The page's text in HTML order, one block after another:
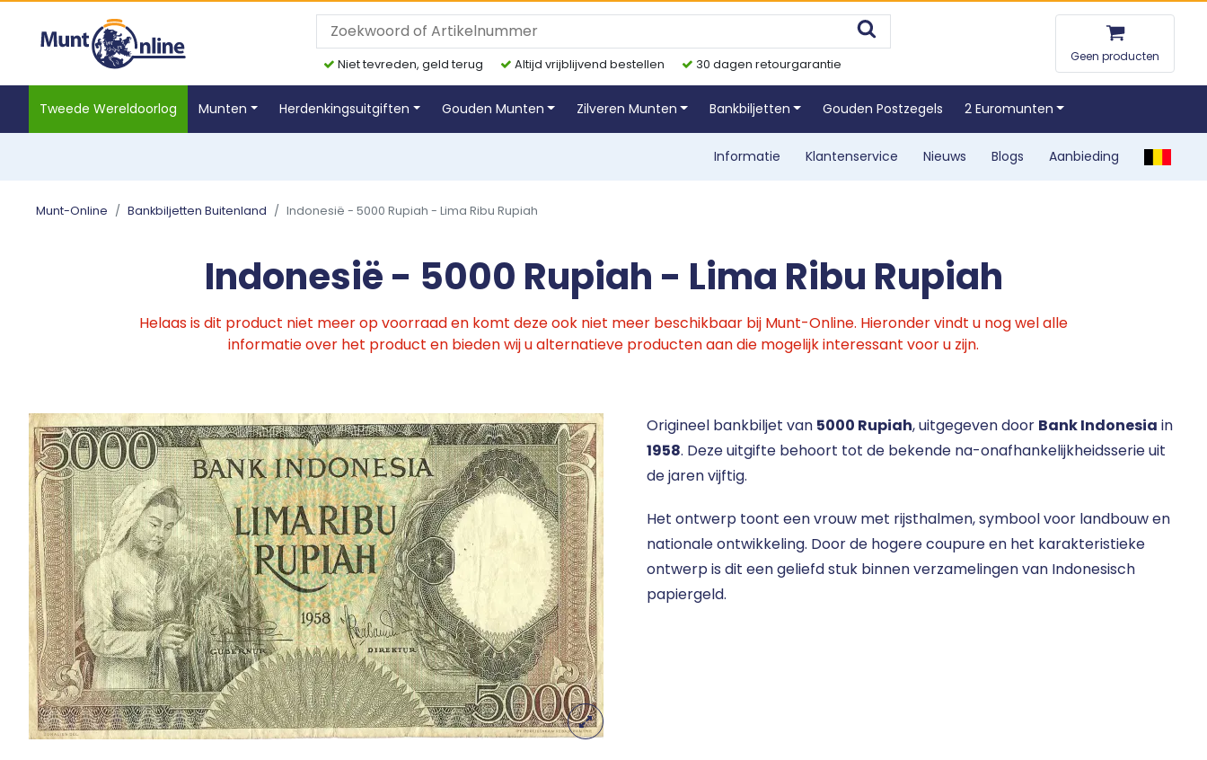
Niet tevreden, geld terug Altijd vrijblijvend bestellen 30 dagen retourgarantie
Geen producten
Tweede Wereldoorlog Munten Herdenkingsuitgiften Gouden Munten Zilveren Munten Bankbiljetten Gouden Postzegels 2 Euromunten
Informatie Klantenservice Nieuws Blogs Aanbieding
Munt-Online Bankbiljetten Buitenland Indonesië - 5000 Rupiah - Lima Ribu Rupiah
Indonesië - 5000 Rupiah - Lima Ribu Rupiah
Helaas is dit product niet meer op voorraad en komt deze ook niet meer beschikbaar bij Munt-Online. Hieronder vindt u nog wel alle
informatie over het product en bieden wij u alternatieve producten aan die mogelijk interessant voor u zijn.
Origineel bankbiljet van 5000 Rupiah, uitgegeven door Bank Indonesia in
1958. Deze uitgifte behoort tot de bekende na-onafhankelijkheidsserie uit
de jaren vijftig.
Het ontwerp toont een vrouw met rijsthalmen, symbool voor landbouw en
nationale ontwikkeling. Door de hogere coupure en het karakteristieke
ontwerp is dit een geliefd stuk binnen verzamelingen van Indonesisch
papiergeld.